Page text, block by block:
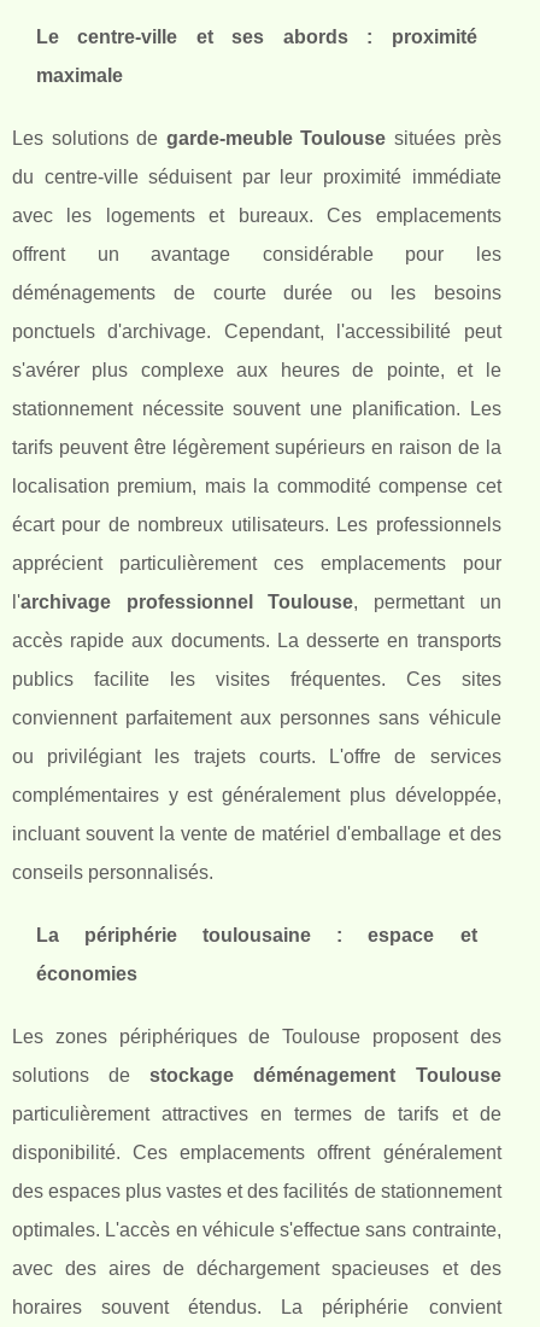
Le centre-ville et ses abords : proximité
maximale
Les solutions de garde-meuble Toulouse situées près
du centre-ville séduisent par leur proximité immédiate
avec les logements et bureaux. Ces emplacements
offrent un avantage considérable pour les
déménagements de courte durée ou les besoins
ponctuels d'archivage. Cependant, l'accessibilité peut
s'avérer plus complexe aux heures de pointe, et le
stationnement nécessite souvent une planification. Les
tarifs peuvent être légèrement supérieurs en raison de la
localisation premium, mais la commodité compense cet
écart pour de nombreux utilisateurs. Les professionnels
apprécient particulièrement ces emplacements pour
l'archivage professionnel Toulouse, permettant un
accès rapide aux documents. La desserte en transports
publics facilite les visites fréquentes. Ces sites
conviennent parfaitement aux personnes sans véhicule
ou privilégiant les trajets courts. L'offre de services
complémentaires y est généralement plus développée,
incluant souvent la vente de matériel d'emballage et des
conseils personnalisés.
La périphérie toulousaine : espace et
économies
Les zones périphériques de Toulouse proposent des
solutions destockage déménagement Toulouse
particulièrement attractives en termes de tarifs et de
disponibilité. Ces emplacements offrent généralement
des espaces plus vastes et des facilités de stationnement
optimales. L'accès en véhicule s'effectue sans contrainte,
avec des aires de déchargement spacieuses et des
horaires souvent étendus. La périphérie convient